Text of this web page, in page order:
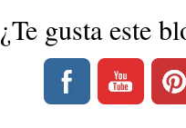
Areneros
¿Te gusta este